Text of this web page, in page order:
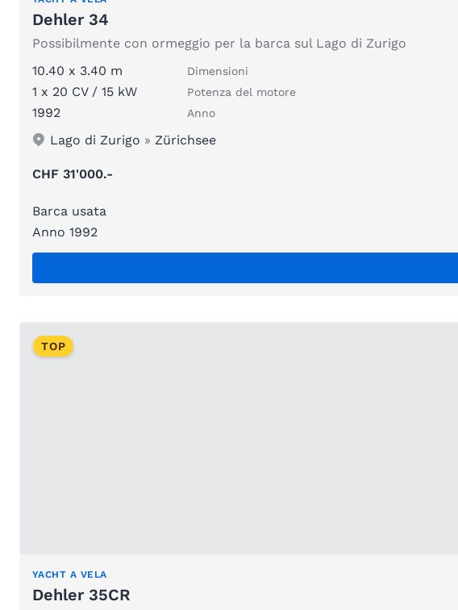
Dehler 34
Possibilmente con ormeggio per la barca sul Lago di Zurigo
10.40 x 3.40 m
Dimensioni
1 x 20 CV / 15 kW Potenza del motore
1992 Anno
Lago di Zurigo » Zürichsee
CHF 31'000.-
Barca usata
Anno 1992
TOP
YACHT A VELA
Dehler 35CR